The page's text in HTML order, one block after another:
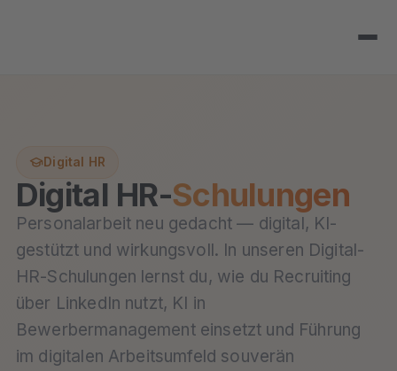
Digital HR
Digital HR-Schulungen
Personalarbeit neu gedacht — digital, KI-
gestützt und wirkungsvoll. In unseren Digital-
HR-Schulungen lernst du, wie du Recruiting
über LinkedIn nutzt, KI in
Bewerbermanagement einsetzt und Führung
im digitalen Arbeitsumfeld souverän